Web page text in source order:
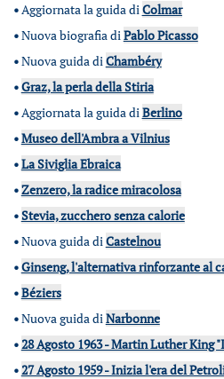
•Aggiornata la guida diColmar
•Nuova biografia diPablo Picasso
•Nuova guida diChambéry
•Graz, la perla della Stiria
•Aggiornata la guida diBerlino
•Museo dell'Ambra a Vilnius
•La Siviglia Ebraica
•Zenzero, la radice miracolosa
•Stevia, zucchero senza calorie
•Nuova guida diCastelnou
•Ginseng, l'alternativa rinforzante al
•Béziers
•Nuova guida diNarbonne
•28 Agosto 1963 - Martin Luther King
•27 Agosto 1959 - Inizia l'era del